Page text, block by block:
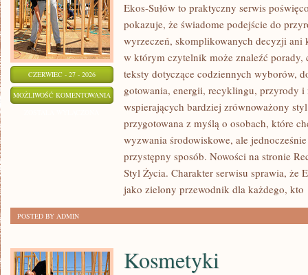
CZERWIEC - 27 - 2026
MOŻLIWOŚĆ KOMENTOWANIA RECYKLING
UPCYKLING
Ekos-Sułów to praktyczny serwis
pokazuje, że świadome podejście do
wyrzeczeń, skomplikowanych decyzji ani
w którym czytelnik może znaleźć porady,
teksty dotyczące codziennych wyborów,
gotowania, energii, recyklingu, przyrody i
wspierających bardziej zrównoważony styl
przygotowana z myślą o osobach, które
wyzwania środowiskowe, ale
przystępny sposób. Nowości na stronie
Styl Życia. Charakter serwisu sprawia, że
jako zielony przewodnik dla każdego, kto
POSTED BY ADMIN
Kosmetyki